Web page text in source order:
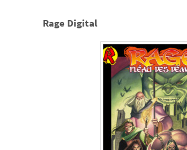
Rage Digital